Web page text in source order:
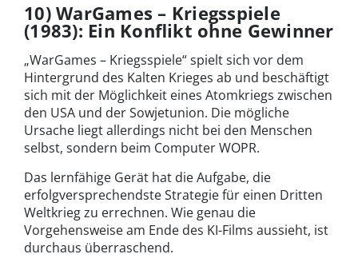
10) WarGames – Kriegsspiele
(1983): Ein Konflikt ohne Gewinner
„WarGames – Kriegsspiele“ spielt sich vor dem
Hintergrund des Kalten Krieges ab und beschäftigt
sich mit der Möglichkeit eines Atomkriegs zwischen
den USA und der Sowjetunion. Die mögliche
Ursache liegt allerdings nicht bei den Menschen
selbst, sondern beim Computer WOPR.
Das lernfähige Gerät hat die Aufgabe, die
erfolgversprechendste Strategie für einen Dritten
Weltkrieg zu errechnen. Wie genau die
Vorgehensweise am Ende des KI-Films aussieht, ist
durchaus überraschend.